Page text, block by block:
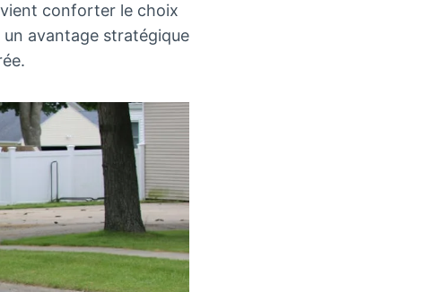
conforter le choix
avantage stratégique